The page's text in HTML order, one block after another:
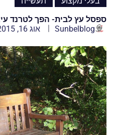
ספסל עץ לבית- הפך לטרנד
Sunbelblog
אוג 16, 2015